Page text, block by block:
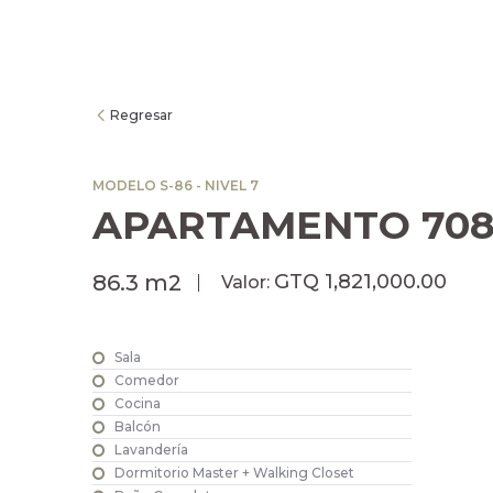
Regresar
MODELO S-86 - NIVEL 7
APARTAMENTO
86.3 m2 Valor: GTQ 1,821,000.00
Sala
Comedor
Cocina
Balcón
Lavandería
Dormitorio Master + Walking Closet